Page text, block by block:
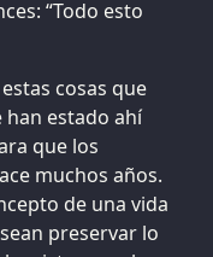
“Todo esto
cosas que
han estado ahí
que los
muchos años.
de una vida
preservar lo